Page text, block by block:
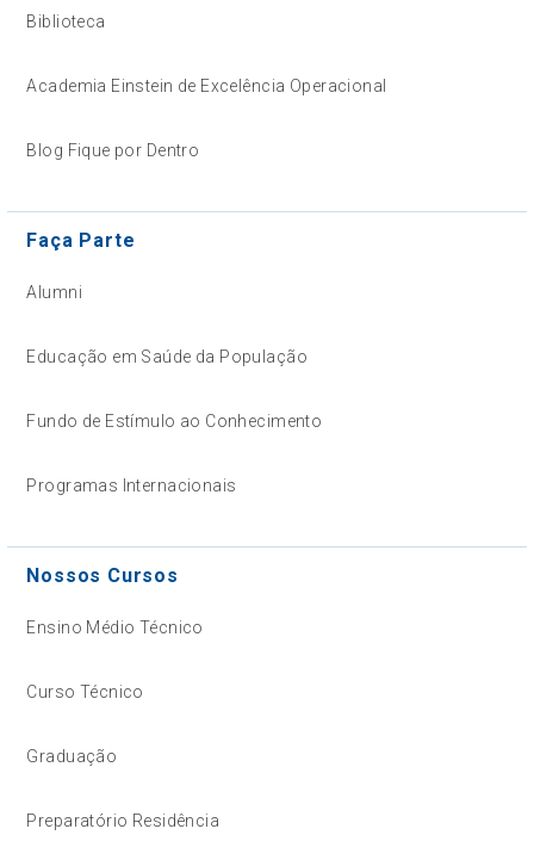
Biblioteca
Academia Einstein de Excelência Operacional
Blog Fique por Dentro
Faça Parte
Alumni
Educação em Saúde da População
Fundo de Estímulo ao Conhecimento
Programas Internacionais
Nossos Cursos
Ensino Médio Técnico
Curso Técnico
Graduação
Preparatório Residência